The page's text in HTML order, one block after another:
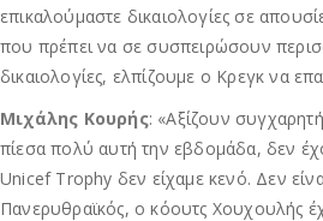
επικαλούμαστε δικαιολογίες σε
που πρέπει να σε συσπειρώσουν
δικαιολογίες, ελπίζουμε ο Κρεγκ να
Μιχάλης Κουρής: «Αξίζουν
πίεσα πολύ αυτή την εβδομάδα, δεν
Unicef Trophy δεν είχαμε κενό. Δεν
Πανερυθραϊκός, ο κόουτς Χουχουλής